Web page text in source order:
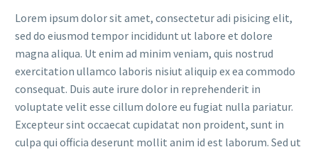
Lorem ipsum dolor sit amet, consectetur adi pisicing elit,
sed do eiusmod tempor incididunt ut labore et dolore
magna aliqua. Ut enim ad minim veniam, quis nostrud
exercitation ullamco laboris nisiut aliquip ex ea commodo
consequat. Duis aute irure dolor in reprehenderit in
voluptate velit esse cillum dolore eu fugiat nulla pariatur.
Excepteur sint occaecat cupidatat non proident, sunt in
culpa qui officia deserunt mollit anim id est laborum. Sed ut